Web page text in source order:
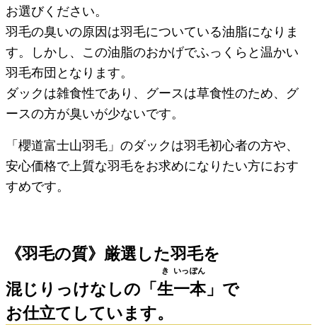
お選びください。
羽毛の臭いの原因は羽毛についている油脂になりま
す。しかし、この油脂のおかげでふっくらと温かい
羽毛布団となります。
ダックは雑食性であり、グースは草食性のため、グ
ースの方が臭いが少ないです。
「櫻道富士山羽毛」のダックは羽毛初心者の方や、
安心価格で上質な羽毛をお求めになりたい方におす
すめです。
《羽毛の質》厳選した羽毛を
混じりっけなしの「生
き
一
いっ
本
ぽん
」で
お仕立てしています。